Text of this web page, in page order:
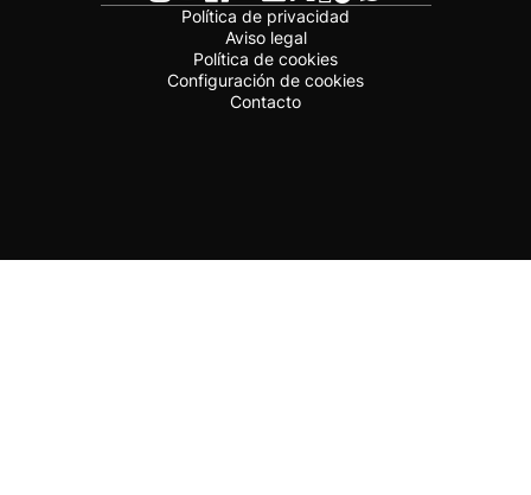
Política de privacidad
Aviso legal
Política de cookies
Configuración de cookies
Contacto